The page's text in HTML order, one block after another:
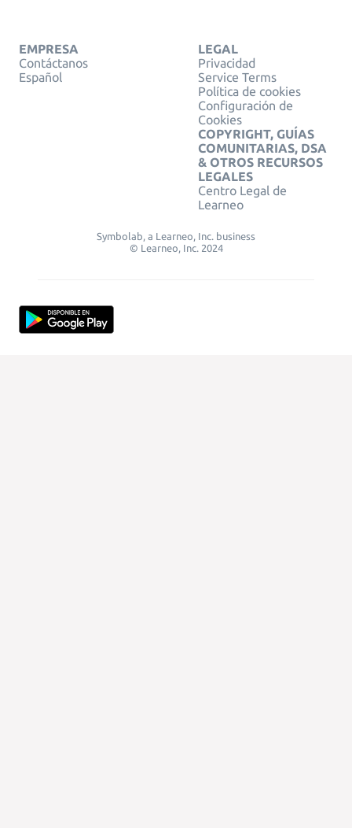
EMPRESA
Contáctanos
Español
LEGAL
Privacidad
Service Terms
Política de cookies
Configuración de
Cookies
COPYRIGHT, GUÍAS
COMUNITARIAS, DSA
& OTROS RECURSOS
LEGALES
Centro Legal de
Learneo
Symbolab, a Learneo, Inc. business
© Learneo, Inc. 2024